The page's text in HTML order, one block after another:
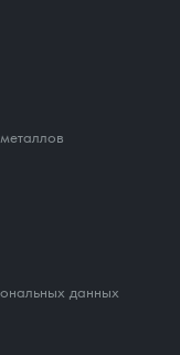
данных